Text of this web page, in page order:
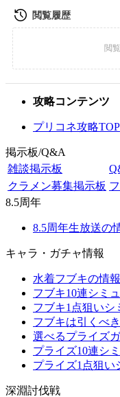
攻略コンテンツ
プリコネ攻略TOP
掲示板/Q&A
雑談掲示板
クラメン募集掲示板
8.5周年
8.5周年生放送の
キャラ・ガチャ情報
水着フブキの情報
フブキ10連シミュ
フブキ1点狙いシ
フブキは引くべ
選べるプライズ
プライズ10連シミ
プライズ1点狙い
深淵討伐戦